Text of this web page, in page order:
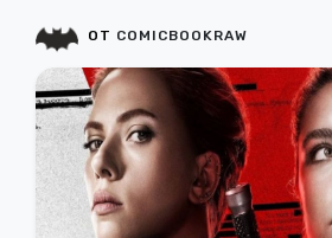
ОТ COMICBOOKRAW